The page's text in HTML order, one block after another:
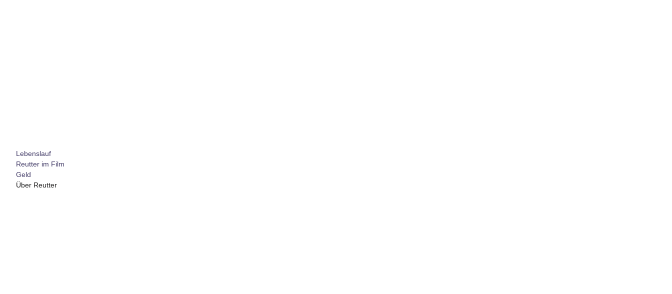
Lebenslauf
Reutter im Film
Geld
Über Reutter